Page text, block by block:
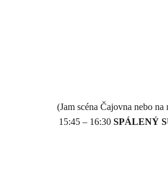
(Jam scéna Čajovna nebo na
15:45 – 16:30 SPÁLENÝ